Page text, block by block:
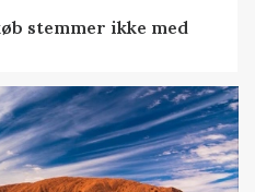
stemmer ikke med